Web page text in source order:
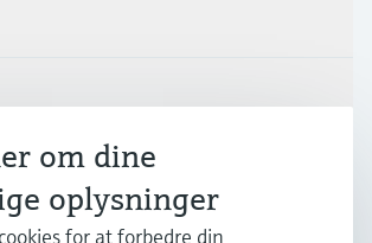
om dine
oplysninger
for at forbedre din